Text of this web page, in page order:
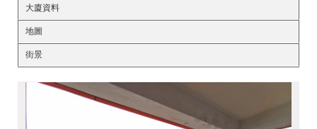
大廈資料
地圖
街景